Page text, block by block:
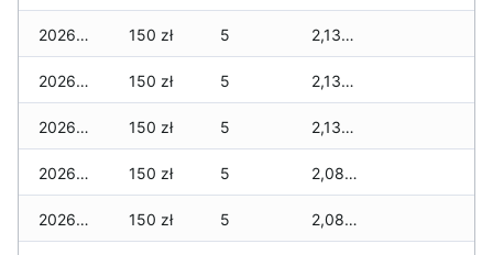
2026-06-23 150 zł 5 2,130 zł
2026-06-22 150 zł 5 2,130 zł
2026-06-21 150 zł 5 2,130 zł
2026-06-20 150 zł 5 2,080 zł
2026-06-19 150 zł 5 2,080 zł